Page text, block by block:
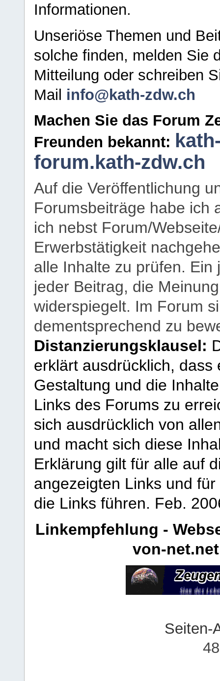
Informationen.
Unseriöse Themen und
solche finden, melden Sie
Mitteilung oder schreiben
Mail info@kath-zdw.ch
Machen Sie das Forum
Freunden bekannt:
forum.kath-zdw.ch
Auf die Veröffentlichung
Forumsbeiträge habe ich
ich nebst Forum/
Erwerbstätigkeit
alle Inhalte zu prüfen.
jeder Beitrag, die
widerspiegelt. Im Forum
dementsprechend zu
Distanzierungsklausel:
erklärt ausdrücklich,
Gestaltung und die
Links des Forums zu
sich ausdrücklich von
und macht sich diese
Erklärung gilt für alle auf
angezeigten Links und
die Links führen. Feb.
Linkempfehlung -
von-net.net
Seiten-